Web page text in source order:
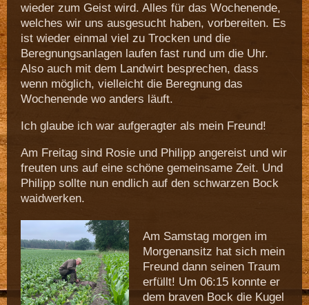
wieder zum Geist wird. Alles für das Wochenende,
welches wir uns ausgesucht haben, vorbereiten. Es
ist wieder einmal viel zu Trocken und die
Beregnungsanlagen laufen fast rund um die Uhr.
Also auch mit dem Landwirt besprechen, dass
wenn möglich, vielleicht die Beregnung das
Wochenende wo anders läuft.
Ich glaube ich war aufgeragter als mein Freund!
Am Freitag sind Rosie und Philipp angereist und wir
freuten uns auf eine schöne gemeinsame Zeit. Und
Philipp sollte nun endlich auf den schwarzen Bock
waidwerken.
Am Samstag morgen im
Morgenansitz hat sich mein
Freund dann seinen Traum
erfüllt! Um 06:15 konnte er
dem braven Bock die Kugel